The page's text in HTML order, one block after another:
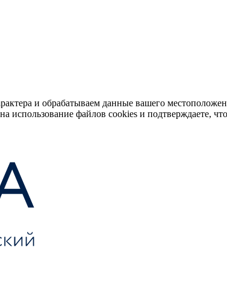
и обрабатываем данные вашего
использование файлов cookies и подтверждаете,